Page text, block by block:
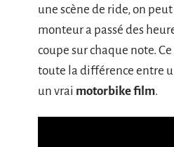
une scène de ride, on
monteur a passé des
coupe sur chaque note.
toute la différence entre
un vrai motorbike film.